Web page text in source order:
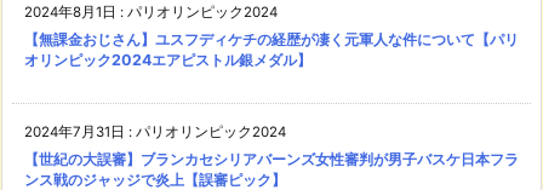
2024年8月1日 : パリオリンピック2024
【無課金おじさん】ユスフディケチの経歴が凄く元軍人な件について【パリ
オリンピック2024エアピストル銀メダル】
2024年7月31日 : パリオリンピック2024
【世紀の大誤審】ブランカセシリアバーンズ女性審判が男子バスケ日本フラ
ンス戦のジャッジで炎上【誤審ピック】